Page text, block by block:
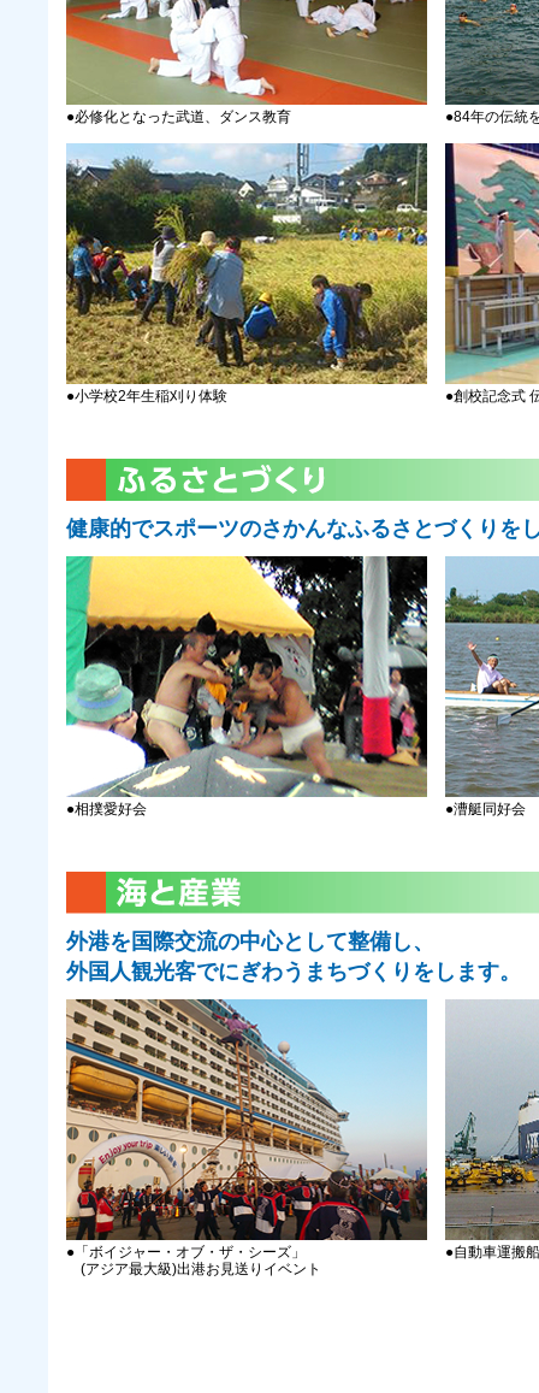
●必修化となった武道、ダンス教育 ●84年の伝統
●小学校2年生稲刈り体験 ●創校記念式
健康的でスポーツのさかんなふるさとづくりを
●相撲愛好会 ●漕艇同好会
外港を国際交流の中心として整備し、
外国人観光客でにぎわうまちづくりをします。
●「ボイジャー・オブ・ザ・シーズ」
(アジア最大級)出港お見送りイベント
●自動車運搬